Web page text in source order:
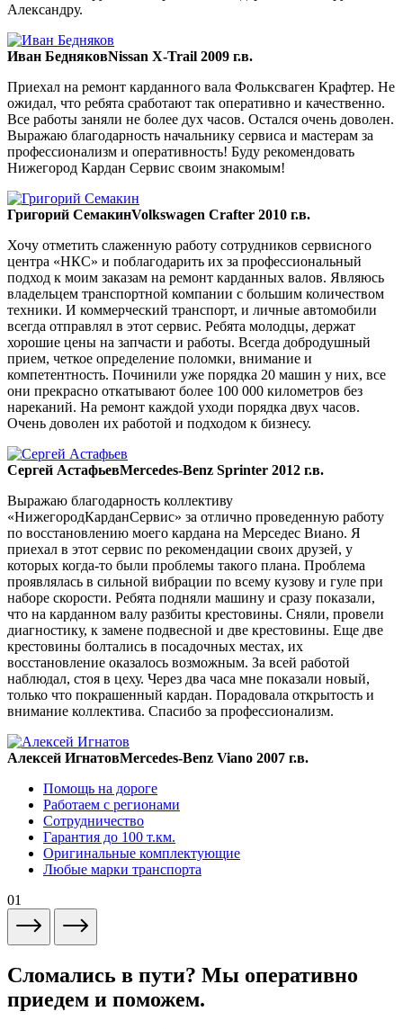
Александру.
Иван БедняковNissan X-Trail 2009 г.в.
Приехал на ремонт карданного вала Фольксваген Крафтер. Не
ожидал, что ребята сработают так оперативно и качественно.
Все работы заняли не более дух часов. Остался очень доволен.
Выражаю благодарность начальнику сервиса и мастерам за
профессионализм и оперативность! Буду рекомендовать
Нижегород Кардан Сервис своим знакомым!
Григорий СемакинVolkswagen Crafter 2010 г.в.
Хочу отметить слаженную работу сотрудников сервисного
центра «НКС» и поблагодарить их за профессиональный
подход к моим заказам на ремонт карданных валов. Являюсь
владельцем транспортной компании с большим количеством
техники. И коммерческий транспорт, и личные автомобили
всегда отправлял в этот сервис. Ребята молодцы, держат
хорошие цены на запчасти и работы. Всегда добродушный
прием, четкое определение поломки, внимание и
компетентность. Починили уже порядка 20 машин у них, все
они прекрасно откатывают более 100 000 километров без
нареканий. На ремонт каждой уходи порядка двух часов.
Очень доволен их работой и подходом к бизнесу.
Сергей АстафьевMercedes-Benz Sprinter 2012 г.в.
Выражаю благодарность коллективу
«НижегородКарданСервис» за отлично проведенную работу
по восстановлению моего кардана на Мерседес Виано. Я
приехал в этот сервис по рекомендации своих друзей, у
которых когда-то были проблемы такого плана. Проблема
проявлялась в сильной вибрации по всему кузову и гуле при
наборе скорости. Ребята подняли машину и сразу показали,
что на карданном валу разбиты крестовины. Сняли, провели
диагностику, к замене подвесной и две крестовины. Еще две
крестовины болтались в посадочных местах, их
восстановление оказалось возможным. За всей работой
наблюдал, стоя в цеху. Через два часа мне показали новый,
только что покрашенный кардан. Порадовала открытость и
внимание коллектива. Спасибо за профессионализм.
Алексей ИгнатовMercedes-Benz Viano 2007 г.в.
Помощь на дороге
Работаем с регионами
Сотрудничество
Гарантия до 100 т.км.
Оригинальные комплектующие
Любые марки транспорта
01
Сломались в пути? Мы оперативно
приедем и поможем.